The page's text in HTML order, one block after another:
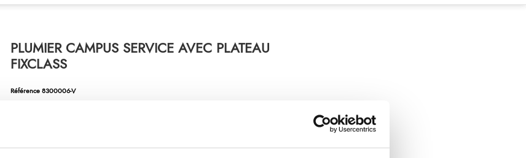
PLUMIER CAMPUS SERVICE AVEC PLATEAU
FIXCLASS
Référence 8300006-V
Class®